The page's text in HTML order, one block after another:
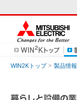
WIN2Kトップ 製品情報